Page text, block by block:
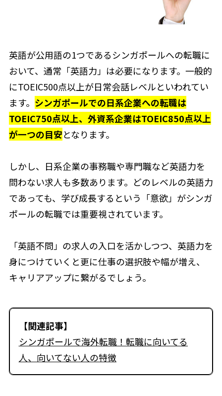
英語が公用語の1つであるシンガポールへの転職に
おいて、通常「英語力」は必要になります。一般的
にTOEIC500点以上が日常会話レベルといわれてい
ます。 シンガポールでの日系企業への転職は
TOEIC750点以上、外資系企業はTOEIC850点以上
が一つの目安となります。
しかし、日系企業の事務職や専門職など英語力を
問わない求人も多数あります。どのレベルの英語力
であっても、学び成長するという「意欲」がシンガ
ポールの転職では重要視されています。
「英語不問」の求人の入口を活かしつつ、英語力を
身につけていくと更に仕事の選択肢や幅が増え、
キャリアアップに繋がるでしょう。
【関連記事】
シンガポールで海外転職！転職に向いてる
人、向いてない人の特徴